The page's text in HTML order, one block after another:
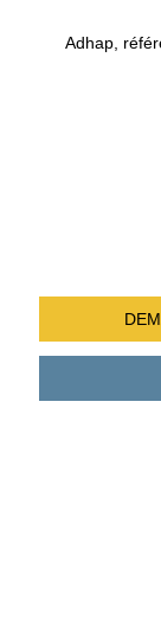
Adhap,